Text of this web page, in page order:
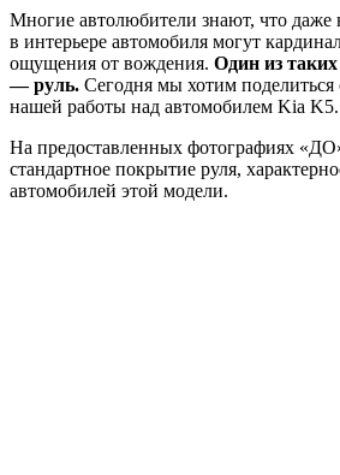
Многие автолюбители знают, что даже
в интерьере автомобиля могут
ощущения от вождения. Один из
— руль. Сегодня мы хотим поделиться
нашей работы над автомобилем Kia K5.
На предоставленных фотографиях
стандартное покрытие руля,
автомобилей этой модели.